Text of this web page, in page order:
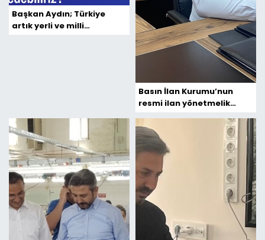
Başkan Aydın; Türkiye
artık yerli ve milli
Basın İlan Kurumu’nun
resmi ilan yönetmelik